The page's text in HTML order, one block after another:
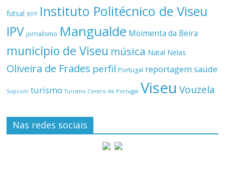
futsal IEFP Instituto Politécnico de Viseu
IPV jornalismo Mangualde Moimenta da Beira
município de Viseu música Natal Nelas
Oliveira de Frades perfil Portugal reportagemsaúde
Sopcom turismo Turismo Centro de Portugal Viseu Vouzela
Nas redes sociais